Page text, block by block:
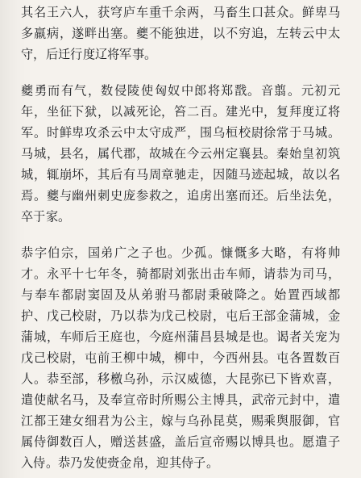
其名王六人，获穹庐车重千余两，马畜生口甚众。鲜卑马
多羸病，遂畔出塞。夔不能独进，以不穷追，左转云中太
守，后迁行度辽将军事。
夔勇而有气，数侵陵使匈奴中郎将郑戬。音翦。元初元
年，坐征下狱，以减死论，笞二百。建光中，复拜度辽将
军。时鲜卑攻杀云中太守成严，围乌桓校尉徐常于马城。
马城，县名，属代郡，故城在今云州定襄县。秦始皇初筑
城，辄崩坏，其后有马周章驰走，因随马迹起城，故以名
焉。夔与幽州刺史庞参救之，追虏出塞而还。后坐法免，
卒于家。
恭字伯宗，国弟广之子也。少孤。慷慨多大略，有将帅
才。永平十七年冬，骑都尉刘张出击车师，请恭为司马，
与奉车都尉窦固及从弟驸马都尉秉破降之。始置西域都
护、戊己校尉，乃以恭为戊己校尉，屯后王部金蒲城，金
蒲城，车师后王庭也，今庭州蒲昌县城是也。谒者关宠为
戊己校尉，屯前王柳中城，柳中，今西州县。屯各置数百
人。恭至部，移檄乌孙，示汉威德，大昆弥已下皆欢喜，
遣使献名马，及奉宣帝时所赐公主博具，武帝元封中，遣
江都王建女细君为公主，嫁与乌孙昆莫，赐乘舆服御，官
属侍御数百人，赠送甚盛，盖后宣帝赐以博具也。愿遣子
入侍。恭乃发使赍金帛，迎其侍子。